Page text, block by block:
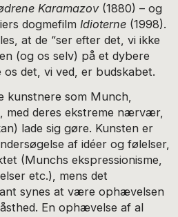
Karamazov (1880) – og
dogmefilm Idioterne (1998).
at de “ser efter det, vi ikke
(og os selv) på et dybere
det, vi ved, er budskabet.
kunstnere som Munch,
med deres ekstreme nærvær,
lade sig gøre. Kunsten er
af idéer og følelser,
(Munchs ekspressionisme,
etc.), mens det
synes at være ophævelsen
En ophævelse af al